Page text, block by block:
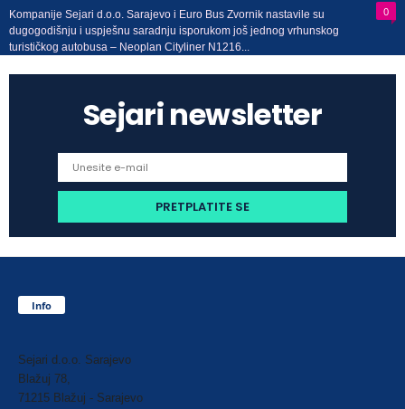
0
Kompanije Sejari d.o.o. Sarajevo i Euro Bus Zvornik nastavile su
dugogodišnju i uspješnu saradnju isporukom još jednog vrhunskog
turističkog autobusa – Neoplan Cityliner N1216...
Sejari newsletter
Info
Sejari d.o.o. Sarajevo
Blažuj 78,
71215 Blažuj - Sarajevo